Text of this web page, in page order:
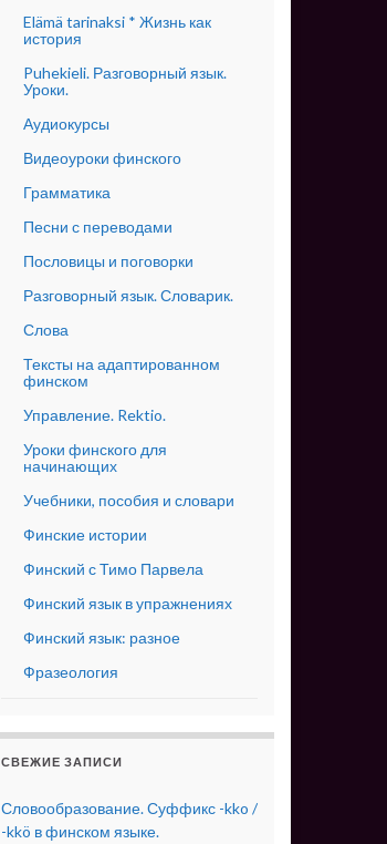
Elämä tarinaksi * Жизнь как
история
Puhekieli. Разговорный язык.
Уроки.
Аудиокурсы
Видеоуроки финского
Грамматика
Песни с переводами
Пословицы и поговорки
Разговорный язык. Словарик.
Слова
Тексты на адаптированном
финском
Управление. Rektio.
Уроки финского для
начинающих
Учебники, пособия и словари
Финские истории
Финский с Тимо Парвела
Финский язык в упражнениях
Финский язык: разное
Фразеология
СВЕЖИЕ ЗАПИСИ
Словообразование. Суффикс -kko /
-kkö в финском языке.